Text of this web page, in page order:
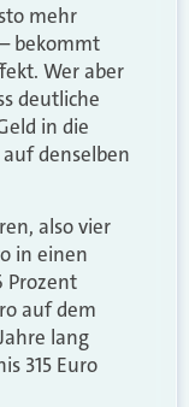
mehr
bekommt
Wer aber
deutliche
in die
denselben
also vier
in einen
Prozent
auf dem
lang
315 Euro